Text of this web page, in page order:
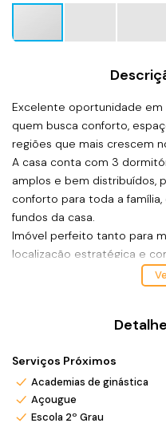
Excelente oportunidade em
quem busca conforto,
regiões que mais crescem
A casa conta com 3
amplos e bem distribuídos,
conforto para toda a
fundos da casa.
Imóvel perfeito tanto para
localização estratégica e
📍 Itajuba – Barra Velha/SC
📐 Terreno amplo com
🚗 Excelente potencial para
🏡 Ótima opção para morar
📍 Ideal para morar,
Serviços Próximos
Academias de ginástica
Açougue
Escola 2º Grau